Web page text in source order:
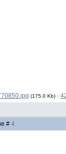
(175.0 Kb) ·
# 4